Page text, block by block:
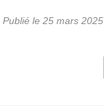
Publié le 25 mars 2025